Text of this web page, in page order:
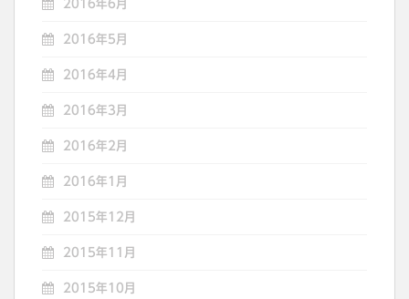
2016年6月
2016年5月
2016年4月
2016年3月
2016年2月
2016年1月
2015年12月
2015年11月
2015年10月